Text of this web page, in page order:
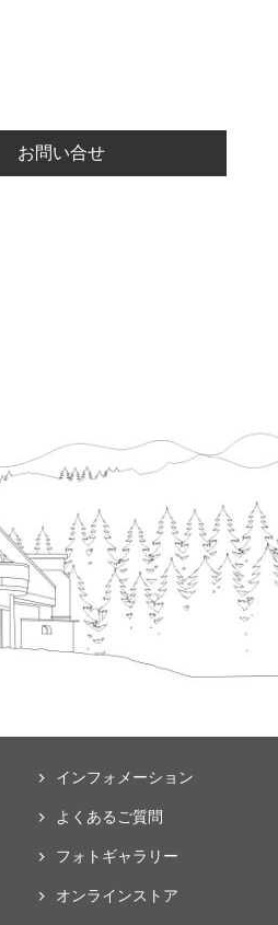
お問い合せ
インフォメーション
よくあるご質問
フォト ギャラリー
オンラインストア